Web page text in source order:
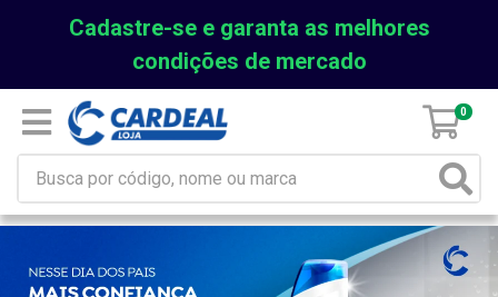
Cadastre-se e garanta as melhores
condições de mercado
0